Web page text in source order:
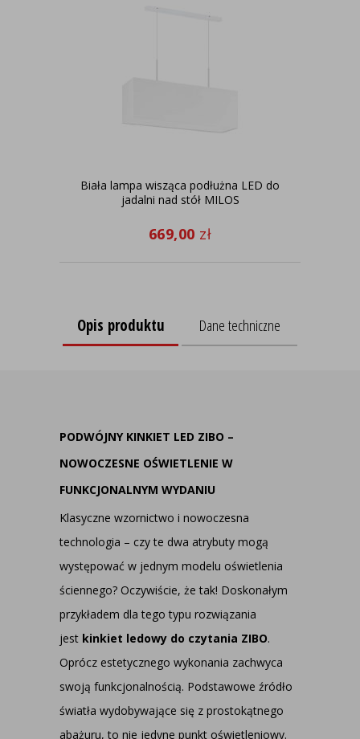
Biała lampa wisząca podłużna LED do
jadalni nad stół MILOS
669,00 zł
Opis produktu Dane techniczne
PODWÓJNY KINKIET LED ZIBO –
NOWOCZESNE OŚWIETLENIE W
FUNKCJONALNYM WYDANIU
Klasyczne wzornictwo i nowoczesna
technologia – czy te dwa atrybuty mogą
występować w jednym modelu oświetlenia
ściennego? Oczywiście, że tak! Doskonałym
przykładem dla tego typu rozwiązania
jest kinkiet ledowy do czytania ZIBO.
Oprócz estetycznego wykonania zachwyca
swoją funkcjonalnością. Podstawowe źródło
światła wydobywające się z prostokątnego
abażuru, to nie jedyne punkt oświetleniowy.